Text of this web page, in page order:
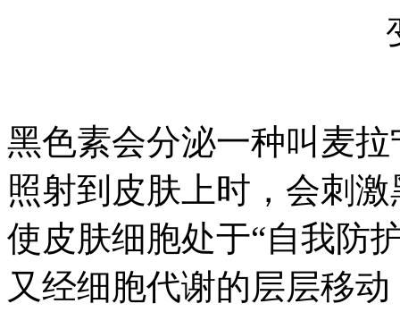
黑色素会分泌一种叫麦
照射到皮肤上时，会刺
使皮肤细胞处于“自我防
又经细胞代谢的层层移